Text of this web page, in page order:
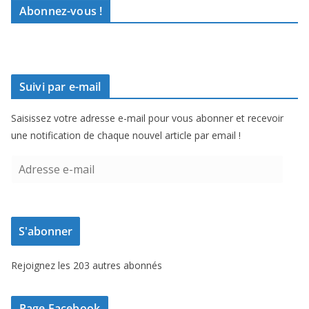
Abonnez-vous !
Suivi par e-mail
Saisissez votre adresse e-mail pour vous abonner et recevoir
une notification de chaque nouvel article par email !
e
s
e
-
S'abonner
Rejoignez les 203 autres abonnés